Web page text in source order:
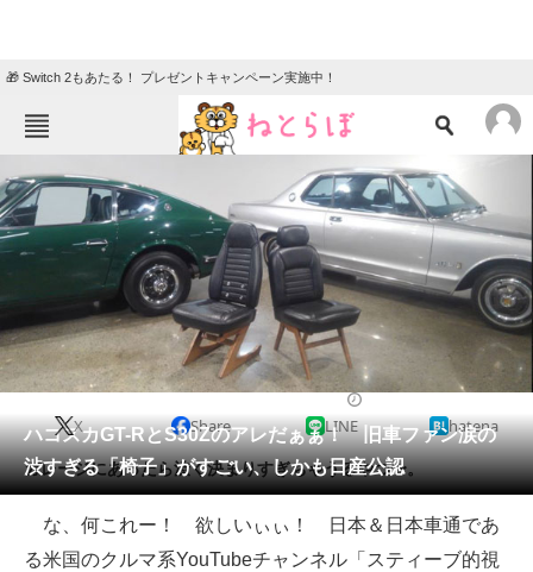
🎁 Switch 2もあたる！ プレゼントキャンペーン実施中！
TOP ニュース
エンタメ クイズ
地域
住まい 教育・育児
動物 リサーチ
会員記事
メディア
注目記事を集めた総合ページ
ハコスカGT-RとS30Zのアレだぁぁ！ 旧車ファン涙の
渋すぎる「椅子」がすごい、しかも日産公認
X Share LINE hatena
ガレージにあったら渋く決まりすぎちゃうるやつ〜。
な、何これー！ 欲しいぃぃ！ 日本＆日本車通であ
る米国のクルマ系YouTubeチャンネル「スティーブ的視